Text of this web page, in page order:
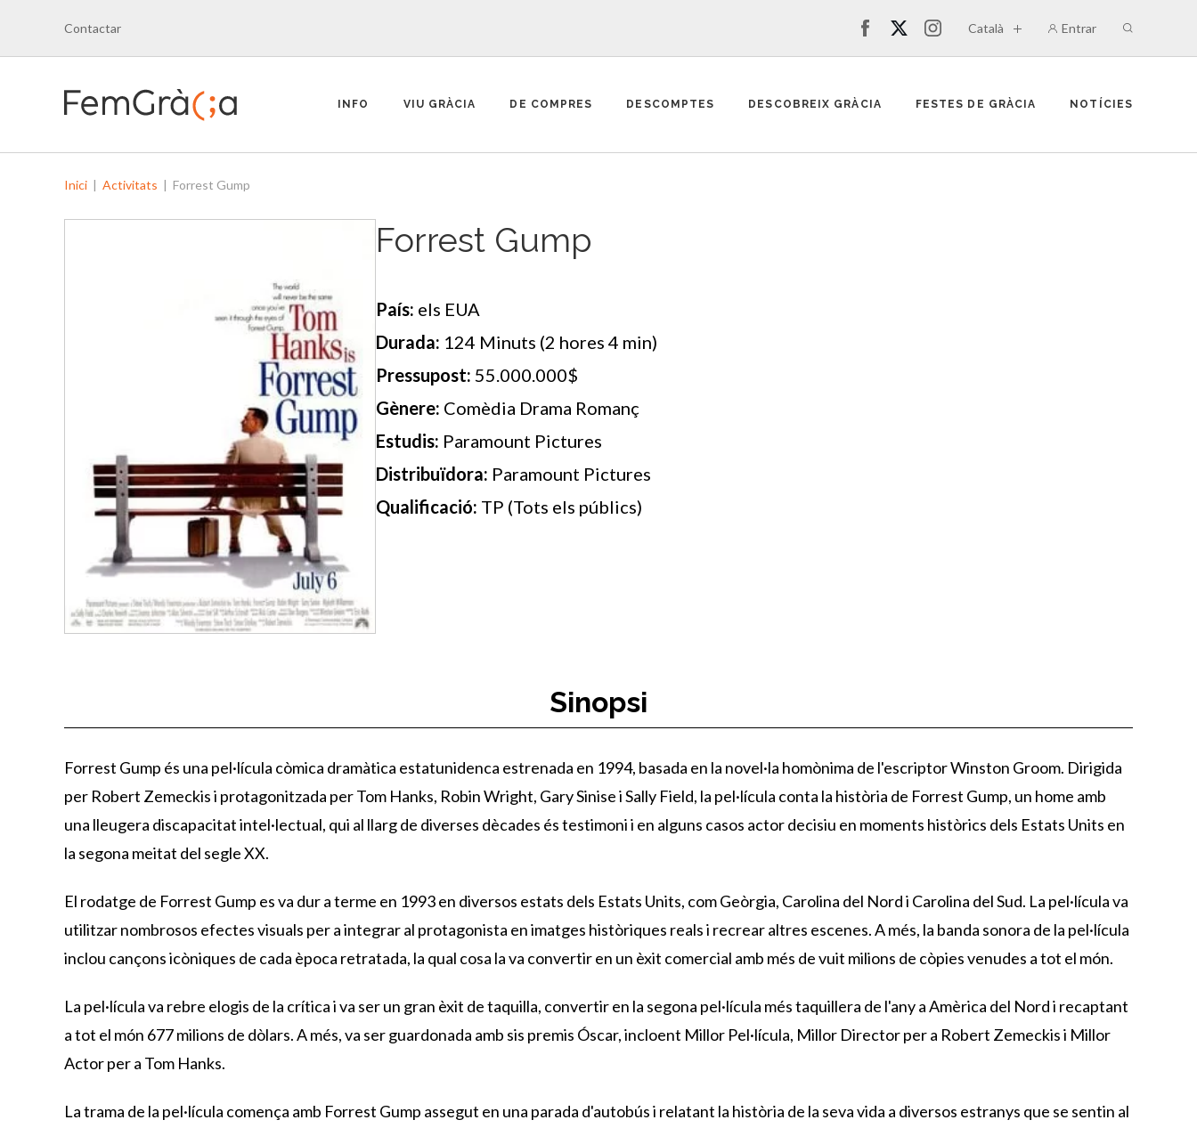
Contactar Català Entrar
INFO VIU GRÀCIA DE COMPRES DESCOMPTES DESCOBREIX GRÀCIA FESTES DE GRÀCIA NOTÍCIES
Inici | Activitats | Forrest Gump
Forrest Gump
País: els EUA
Durada: 124 Minuts (2 hores 4 min)
Pressupost: 55.000.000$
Gènere: Comèdia Drama Romanç
Estudis: Paramount Pictures
Distribuïdora: Paramount Pictures
Qualificació: TP (Tots els públics)
Sinopsi
Forrest Gump és una pel·lícula còmica dramàtica estatunidenca estrenada en 1994, basada en la novel·la homònima de l'escriptor Winston Groom. Dirigida
per Robert Zemeckis i protagonitzada per Tom Hanks, Robin Wright, Gary Sinise i Sally Field, la pel·lícula conta la història de Forrest Gump, un home amb
una lleugera discapacitat intel·lectual, qui al llarg de diverses dècades és testimoni i en alguns casos actor decisiu en moments històrics dels Estats Units en
la segona meitat del segle XX.
El rodatge de Forrest Gump es va dur a terme en 1993 en diversos estats dels Estats Units, com Geòrgia, Carolina del Nord i Carolina del Sud. La pel·lícula va
utilitzar nombrosos efectes visuals per a integrar al protagonista en imatges històriques reals i recrear altres escenes. A més, la banda sonora de la pel·lícula
inclou cançons icòniques de cada època retratada, la qual cosa la va convertir en un èxit comercial amb més de vuit milions de còpies venudes a tot el món.
La pel·lícula va rebre elogis de la crítica i va ser un gran èxit de taquilla, convertir en la segona pel·lícula més taquillera de l'any a Amèrica del Nord i recaptant
a tot el món 677 milions de dòlars. A més, va ser guardonada amb sis premis Óscar, incloent Millor Pel·lícula, Millor Director per a Robert Zemeckis i Millor
Actor per a Tom Hanks.
La trama de la pel·lícula comença amb Forrest Gump assegut en una parada d'autobús i relatant la història de la seva vida a diversos estranys que se sentin al